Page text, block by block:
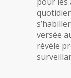
versée
révèle